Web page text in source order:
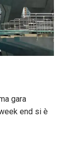
gara
end si è